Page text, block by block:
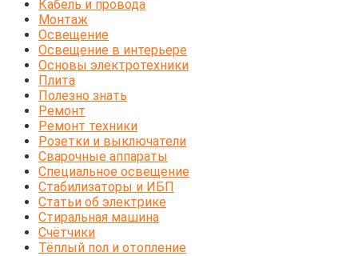
Кабель и провода
Монтаж
Освещение
Освещение в интерьере
Основы электротехники
Плита
Полезно знать
Ремонт
Ремонт техники
Розетки и выключатели
Сварочные аппараты
Специальное освещение
Стабилизаторы и ИБП
Статьи об электрике
Стиральная машина
Счётчики
Тёплый пол и отопление